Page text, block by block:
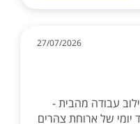
27/07/2026
עבודה מהבית -
יומי של ארוחת צהרים